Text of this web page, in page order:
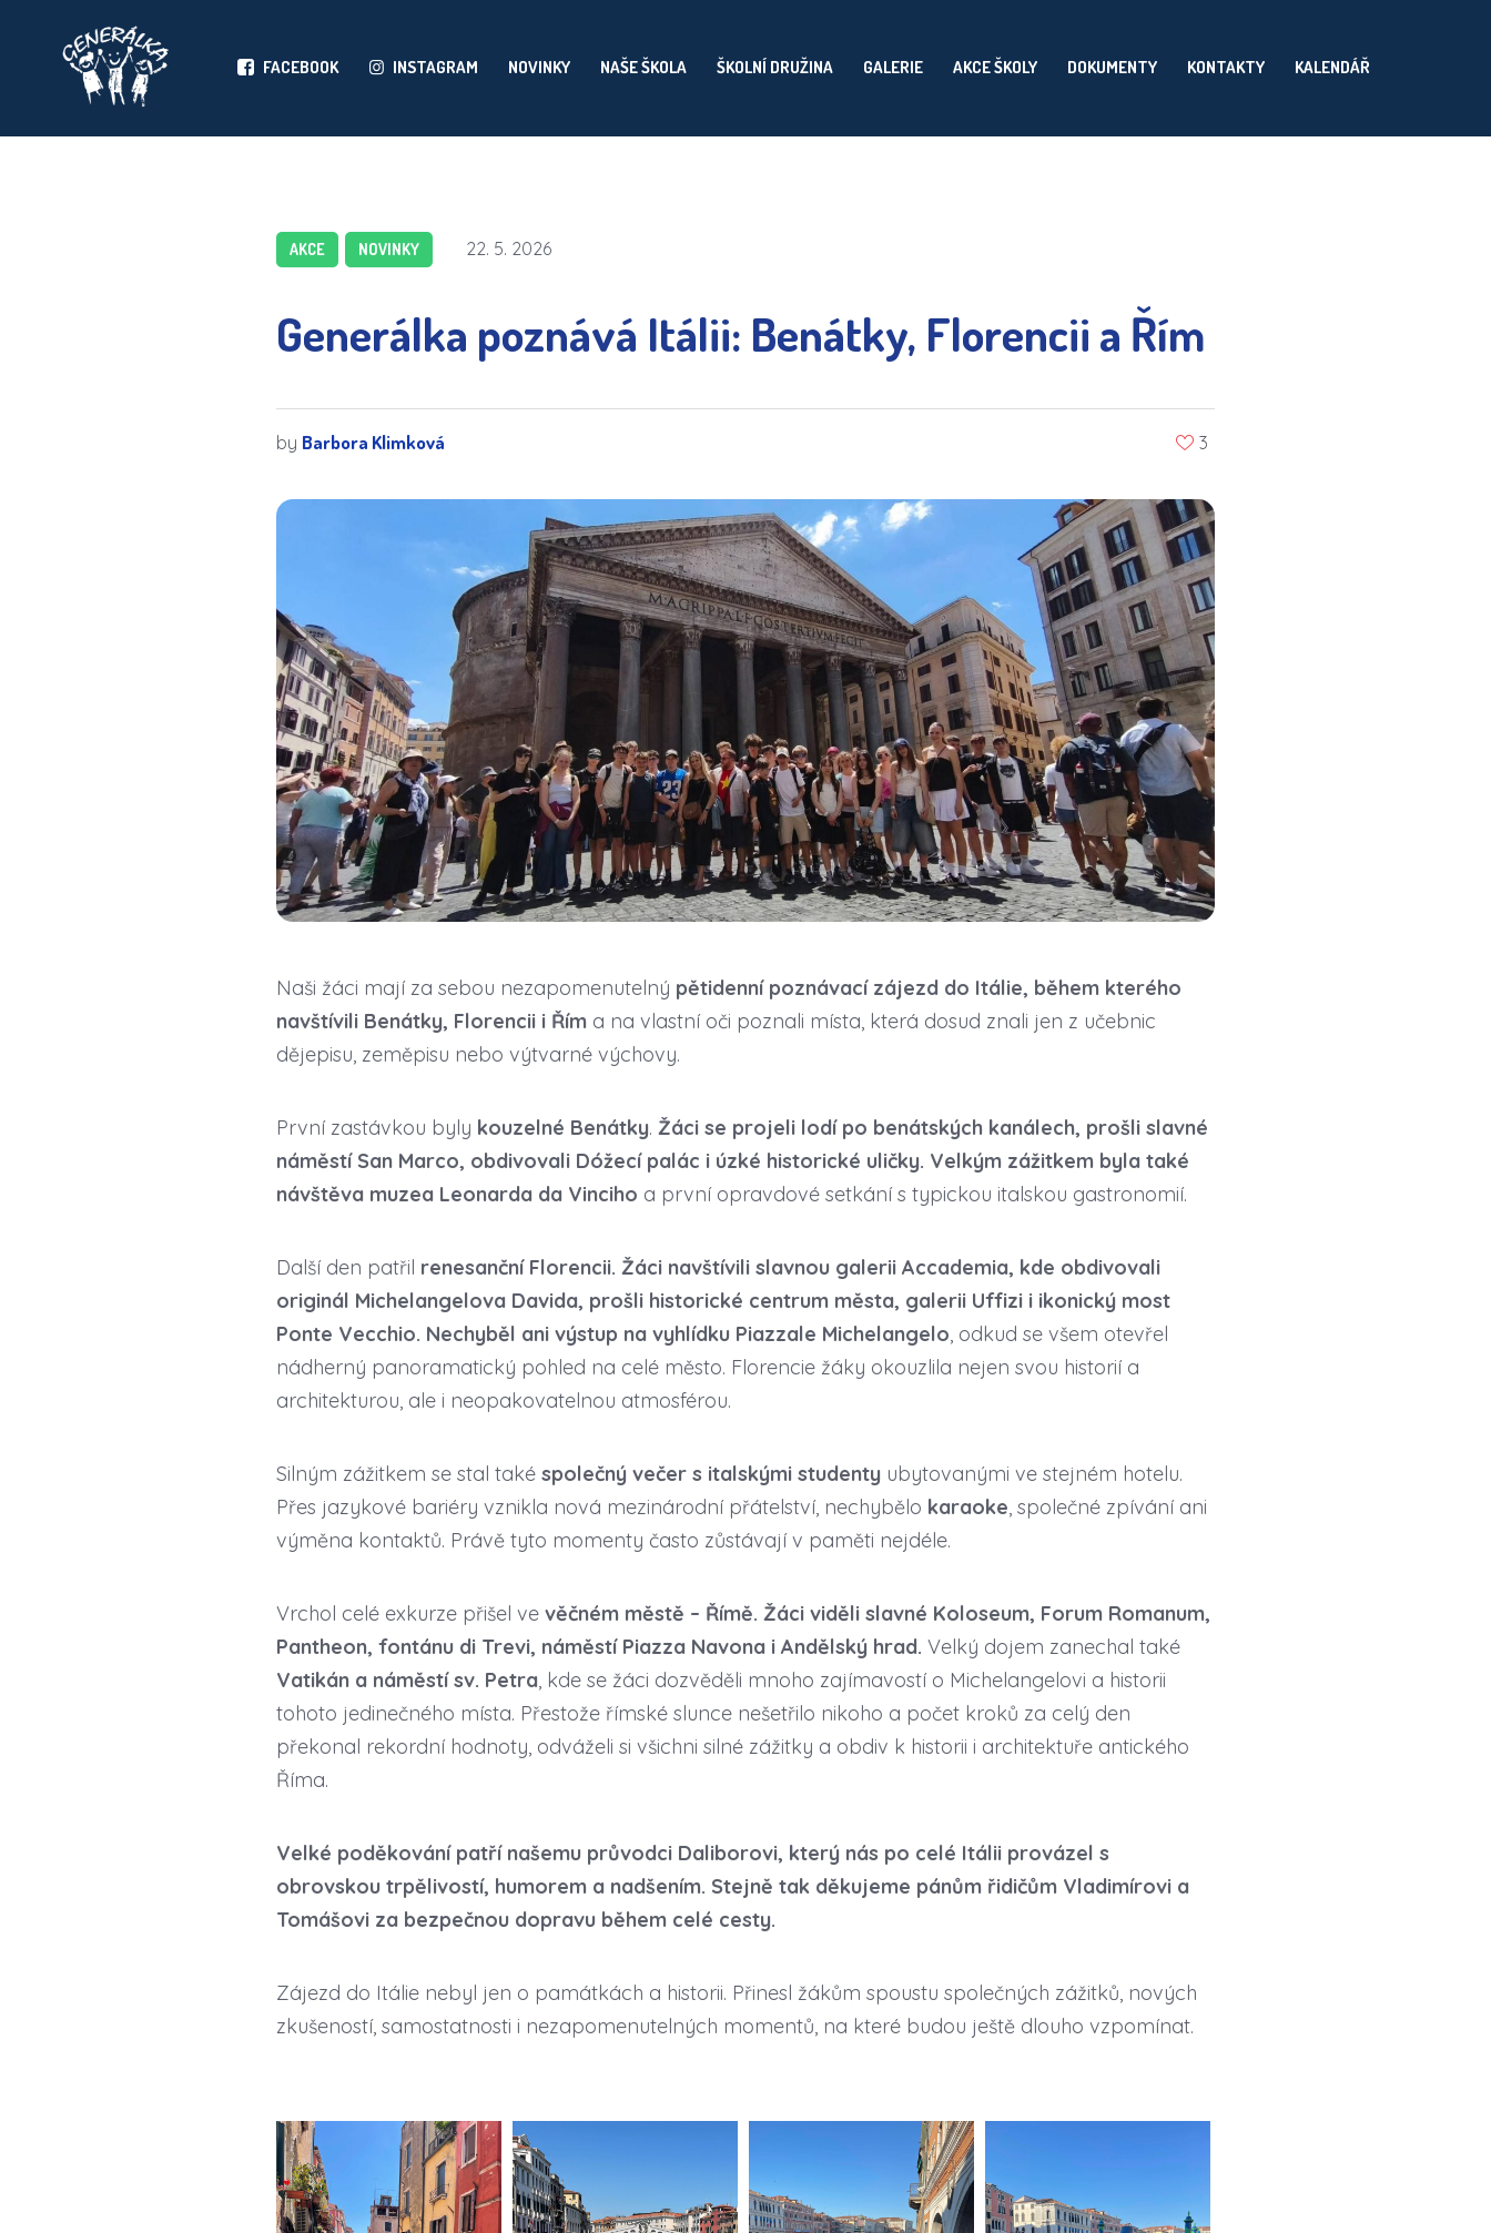
FACEBOOK INSTAGRAM NOVINKY NAŠE ŠKOLA ŠKOLNÍ DRUŽINA GALERIE AKCE ŠKOLY DOKUMENTY KONTAKTY KALENDÁŘ
AKCE NOVINKY 22. 5. 2026
Generálka poznává Itálii: Benátky, Florencii a Řím
by Barbora Klimková 3
Naši žáci mají za sebou nezapomenutelný pětidenní poznávací zájezd do Itálie, během kterého
navštívili Benátky, Florencii i Říma na vlastní oči poznali místa, která dosud znali jen z učebnic
dějepisu, zeměpisu nebo výtvarné výchovy.
První zastávkou byly kouzelné Benátky. Žáci se projeli lodí po benátských kanálech, prošli slavné
náměstí San Marco, obdivovali Dóžecí palác i úzké historické uličky. Velkým zážitkem byla také
návštěva muzea Leonarda da Vinciho a první opravdové setkání s typickou italskou gastronomií.
Další den patřil renesanční Florencii. Žáci navštívili slavnou galerii Accademia, kde obdivovali
originál Michelangelova Davida, prošli historické centrum města, galerii Uffizi i ikonický most
Ponte Vecchio. Nechyběl ani výstup na vyhlídku Piazzale Michelangelo , odkud se všem otevřel
nádherný panoramatický pohled na celé město. Florencie žáky okouzlila nejen svou historií a
architekturou, ale i neopakovatelnou atmosférou.
Silným zážitkem se stal také společný večer s italskými studentyubytovanými ve stejném hotelu.
Přes jazykové bariéry vznikla nová mezinárodní přátelství, nechybělo karaoke , společné zpívání ani
výměna kontaktů. Právě tyto momenty často zůstávají v paměti nejdéle.
Vrchol celé exkurze přišel ve věčném městě – Římě. Žáci viděli slavné Koloseum, Forum Romanum,
Pantheon, fontánu di Trevi, náměstí Piazza Navona i Andělský hrad. Velký dojem zanechal také
Vatikán a náměstí sv. Petra, kde se žáci dozvěděli mnoho zajímavostí o Michelangelovi a historii
tohoto jedinečného místa. Přestože římské slunce nešetřilo nikoho a počet kroků za celý den
překonal rekordní hodnoty, odváželi si všichni silné zážitky a obdiv k historii i architektuře antického
Říma.
Velké poděkování patří našemu průvodci Daliborovi, který nás po celé Itálii provázel s
obrovskou trpělivostí, humorem a nadšením. Stejně tak děkujeme pánům řidičům Vladimírovi a
Tomášovi za bezpečnou dopravu během celé cesty.
Zájezd do Itálie nebyl jen o památkách a historii. Přinesl žákům spoustu společných zážitků, nových
zkušeností, samostatnosti i nezapomenutelných momentů, na které budou ještě dlouho vzpomínat.